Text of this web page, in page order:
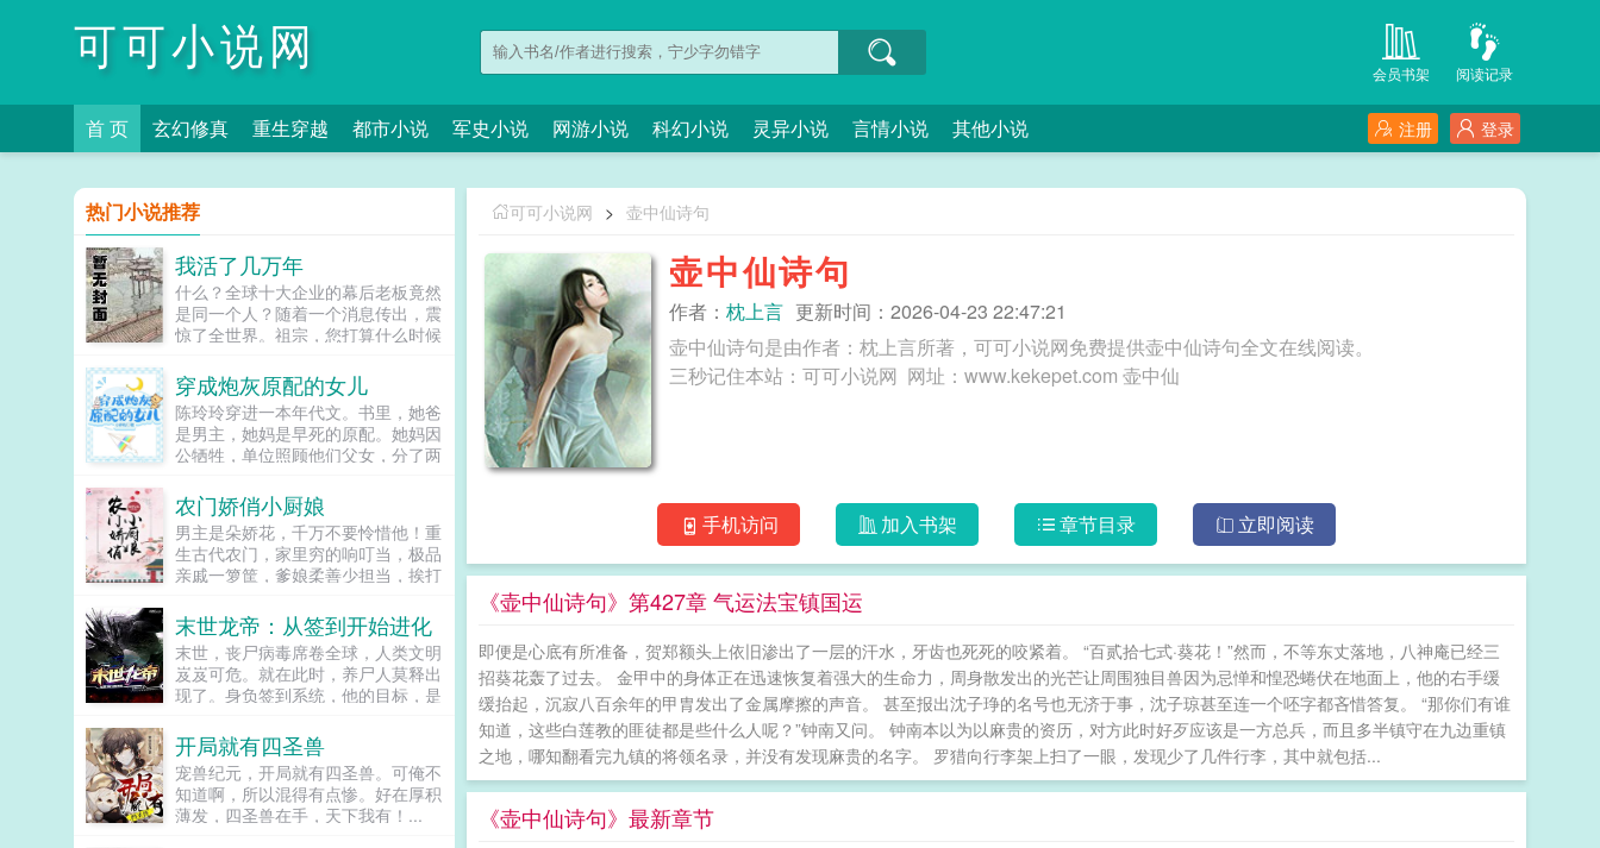
可可小说网 阅读记录
会员书架
首 页 玄幻修真 重生穿越 都市小说 军史小说 网游小说 科幻小说 灵异小说 言情小说 其他小说 登录
注册
可可小说网 > 壶中仙诗句
壶中仙诗句
作者： 枕上言 更新时间：2026-04-23 22:47:21
壶中仙诗句是由作者：枕上言所著，可可小说网免费提供壶中仙诗句全文在线阅读。
三秒记住本站：可可小说网 网址：www.kekepet.com 壶中仙
手机访问 加入书架 章节目录 立即阅读
《壶中仙诗句》第427章 气运法宝镇国运
即便是心底有所准备，贺郑额头上依旧渗出了一层的汗水，牙齿也死死的咬紧着。 “百贰拾七式·葵花！”然而，不等东丈落地，八神庵已经三
招葵花轰了过去。 金甲中的身体正在迅速恢复着强大的生命力，周身散发出的光芒让周围独目兽因为忌惮和惶恐蜷伏在地面上，他的右手缓
缓抬起，沉寂八百余年的甲胄发出了金属摩擦的声音。 甚至报出沈子琤的名号也无济于事，沈子琼甚至连一个呸字都吝惜答复。 “那你们有谁
知道，这些白莲教的匪徒都是些什么人呢？”钟南又问。 钟南本以为以麻贵的资历，对方此时好歹应该是一方总兵，而且多半镇守在九边重镇
之地，哪知翻看完九镇的将领名录，并没有发现麻贵的名字。 罗猎向行李架上扫了一眼，发现少了几件行李，其中就包括...
《壶中仙诗句》最新章节
热门小说推荐
我活了几万年
什么？全球十大企业的幕后老板竟然
是同一个人？随着一个消息传出，震
惊了全世界。祖宗，您打算什么时候
林恭敬的问道。先生，这是您在瑞士
银行的存款，一共是八万亿九千…东
家，我们家祖宗十八代都在等着您归
来李长生得到了一个牛逼的能力，永
生不死。于是，从秦皇到汉武，从唐
牛逼大佬的背后，都有他的影子...
穿成炮灰原配的女儿
陈玲玲穿进一本年代文。书里，她爸
是男主，她妈是早死的原配。她妈因
公牺牲，单位照顾他们父女，分了两
父女俩在物资匮乏的七十年代过得非
常不错。然后，她爸的白月光，本书
女主重生了，果断踹了家暴男，带着
女儿改嫁给了她爸。婚后她爸向女主
奉上所有，包括原配牺牲后留下的房
还要求她这个原配的女儿也对后妈和
继姐绝对服从，小到一颗糖一件衣服
大到她的房间被拿走都不能有怨言，
否则就是小气，就是不懂事。继姐想
她的顶替名额让出来。根据剧情，继
姐成了空姐之后，在飞机上遇见了白
马王子，嫁入豪门。而她，注定穷困
潦倒，靠继姐接济度日上辈子，抢班
夺权，把渣爹扫地出门，送心机小后
农门娇俏小厨娘
男主是朵娇花，千万不要怜惜他！重
生古代农门，家里穷的响叮当，极品
亲戚一箩筐，爹娘柔善少担当，挨打
办？安茉儿撸起袖子霸气宣告，从今
后，安家四房我当家，不服？不服给
我憋着。食雕绝活玩起来，兄弟前程
安排起来，发家致富算什么本事，成
就一代新贵才是我小厨娘的终极目
末世龙帝：从签到开始进化
末世，丧尸病毒席卷全球，人类文明
岌岌可危。就在此时，养尸人莫释出
现了。身负签到系统，他的目标，是
签到成功，获得泰坦巨龙基因强化
剂，可解锁泰坦龙爪。签到成功，获
得脑细胞强化剂，可增强念力。签到
成功，获得病毒抗体，可无视任何病
毒。签到成功，获得烤串两把，啤酒
开局就有四圣兽
宠兽纪元，开局就有四圣兽。可俺不
知道啊，所以混得有点惨。好在厚积
薄发，四圣兽在手，天下我有！...